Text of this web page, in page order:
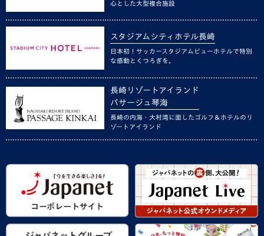
心とした大型複合施設
スタジアムシティホテル長崎
日本初！サッカースタジアムビューホテルで特別
な感動とくつろぎを。
長崎リゾートアイランド
パサージュ琴海
長崎の内海・大村湾に面したゴルフ＆ホテルのリ
ゾートアイランド